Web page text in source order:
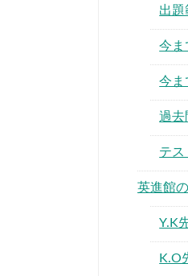
出題
今ま
今ま
過去
テス
英進館
Y.K
K.O